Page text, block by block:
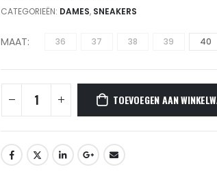
CATEGORIEËN: DAMES, SNEAKERS
MAAT 36 37 38 39 40
TOEVOEGEN AAN